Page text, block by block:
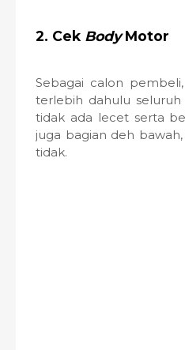
2. Cek BodyMotor
Sebagai calon
terlebih dahulu seluruh
tidak ada lecet serta
juga bagian deh
tidak.